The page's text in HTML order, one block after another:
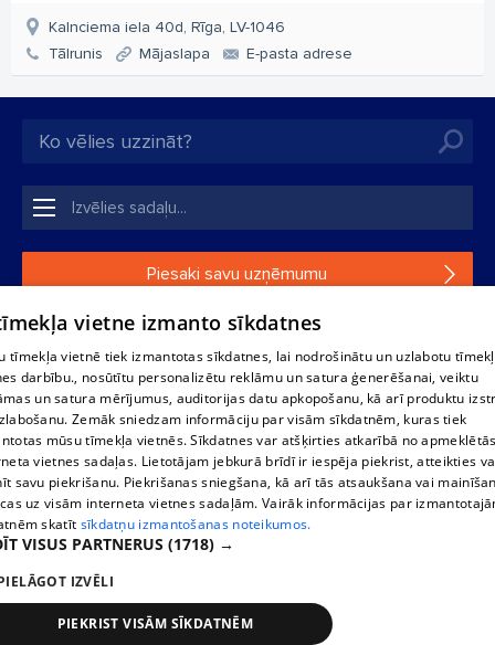
Kalnciema iela 40d, Rīga, LV-1046
Tālrunis
Mājaslapa E-pasta adrese
Piesaki savu uzņēmumu
Ja tavs uzņēmums nav mūsu datubāzē, aizpildi vienkāršu
1188 datu bāzes, tās daļas vai datu bāzē iekļautās informācijas,
vai informācijas daļas pavairošana vai izplatīšana jebkādā formā
stingri aizliegta. Tāpat arī ir aizliegta lejupielāde automātiskā
režīmā. Jebkura 1188 web lapā publicētā materiāla
pārpublicēšana ir kategoriski aizliegta bez 1188 web lapas
redakcijas atļaujas.
Portāla palīdzības dienests: e-pasts -
IzstrādātsSIA Helio Media2004-2026
vietne izmanto sīkdatnes
tīmekļa vietnē tiek izmantotas sīkdatnes, lai nodrošinātu un uzlabotu
darbību., nosūtītu personalizētu reklāmu un satura ģenerēšanai, veiktu
un satura mērījumus, auditorijas datu apkopošanu, kā arī produktu
Zemāk sniedzam informāciju par visām sīkdatnēm, kuras tiek
mūsu tīmekļa vietnēs. Sīkdatnes var atšķirties atkarībā no
vietnes sadaļas. Lietotājam jebkurā brīdī ir iespēja piekrist, atteikties
savu piekrišanu. Piekrišanas sniegšana, kā arī tās atsaukšana vai
uz visām interneta vietnes sadaļām. Vairāk informācijas par
skatīt sīkdatņu izmantošanas noteikumos.
VISUS PARTNERUS (1718) →
IZVĒLI
PIEKRIST VISĀM SĪKDATNĒM